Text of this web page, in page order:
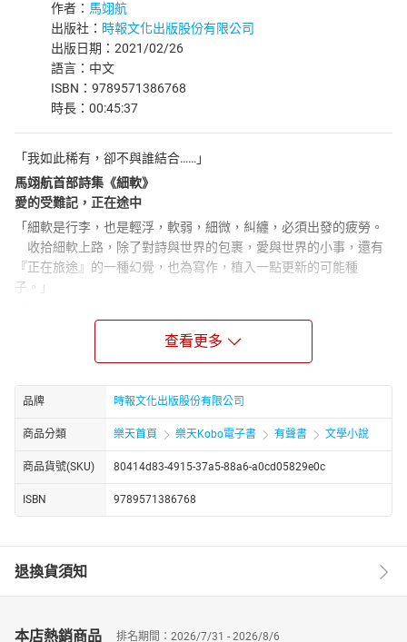
作者： 馬翊航
出版社： 時報文化出版股份有限公司
出版日期：2021/02/26
語言：中文
ISBN：9789571386768
時長：00:45:37
「我如此稀有，卻不與誰結合……」
馬翊航首部詩集《細軟》
愛的受難記，正在途中
「細軟是行李，也是輕浮，軟弱，細微，糾纏，必須出發的疲勞。
收拾細軟上路，除了對詩與世界的包裹，愛與世界的小事，還有
『正在旅途』的一種幻覺，也為寫作，植入一點更新的可能種
子。」
王盛弘、林餘佐、姜濤、唐捐、崔舜華、陳柏煜、羅毓嘉 情動推
十世代，共四十二首詩。跟許多寫詩的人相同，因為戀愛的啟動與
碰撞、獲得與喪失而寫，恰好覆蓋一些生命的階段。
每一首都可以算是情詩，但在詩裡面的詩人（或者用來愛的身
分），未必像現實生活中的順從。小東西也運載著詩人的心靈：蟲
微物與世界的磨擦產生情感以外的聲音。動靜之間，織造傷感抒情
之外，幽深空間及劇場。
正因細軟，不用特別承擔以柔克剛，以小見大的任務。小就是小，
篇幅，人格，可見之物。收拾細軟上路，除了對詩與世界的包裹，
愛與世界的小事，「正在旅途」的幻覺，也為寫作，植入一點更新
詩人喜歡《天空之城》的主題曲〈君をのせて〉，歌詞中說要出發
查看更多
品牌 時報文化出版股份有限公司
商品分類 樂天首頁 樂天Kobo電子書 有聲書 文學小說
商品貨號(SKU) 80414d83-4915-37a5-88a6-a0cd05829e0c
ISBN 9789571386768
退換貨須知
本店熱銷商品 排名期間：2026/7/31 - 2026/8/6